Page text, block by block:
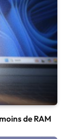
de RAM